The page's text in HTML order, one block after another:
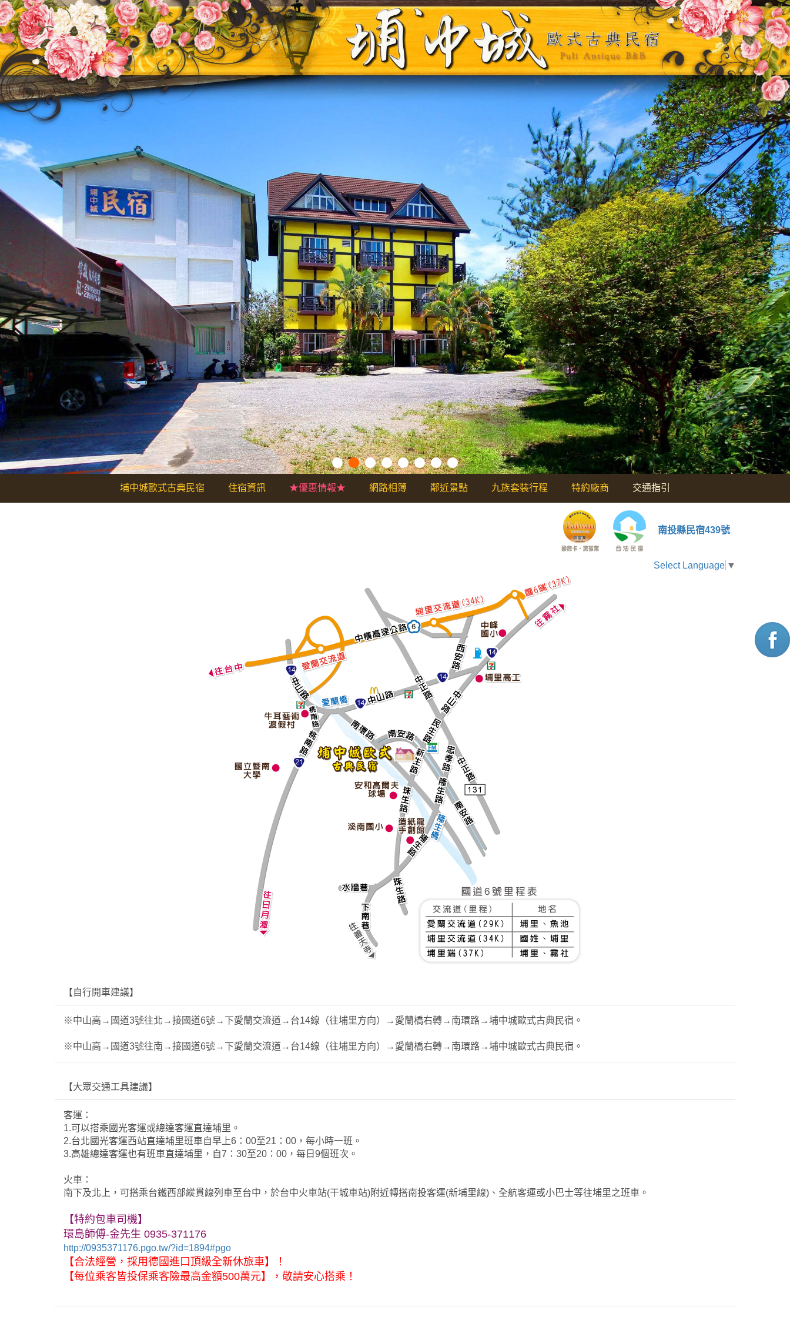
埔中城歐式古典民宿 住宿資訊 ★優惠情報★ 網路相簿 鄰近景點 九族套裝行程 特約廠商 交通指引
南投縣民宿439號
Select Language ▼
【自行開車建議】
※中山高→國道3號往北→接國道6號→下愛蘭交流道→台14線（往埔里方向）→愛蘭橋右轉→南環路→埔中城歐式古典民宿。
※中山高→國道3號往南→接國道6號→下愛蘭交流道→台14線（往埔里方向）→愛蘭橋右轉→南環路→埔中城歐式古典民宿。
【大眾交通工具建議】
客運：
1.可以搭乘國光客運或總達客運直達埔里。
2.台北國光客運西站直達埔里班車自早上6：00至21：00，每小時一班。
3.高雄總達客運也有班車直達埔里，自7：30至20：00，每日9個班次。
火車：
南下及北上，可搭乘台鐵西部縱貫線列車至台中，於台中火車站(干城車站)附近轉搭南投客運(新埔里線)、全航客運或小巴士等往埔里之班車。
【特約包車司機】
環島師傅-金先生 0935-371176
http://0935371176.pgo.tw/?id=1894#pgo
【合法經營，採用德國進口頂級全新休旅車】！
【每位乘客皆投保乘客險最高金額500萬元】，敬請安心搭乘！